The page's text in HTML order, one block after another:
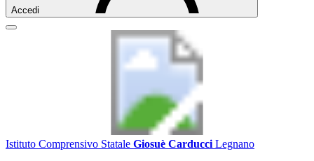
Accedi
Istituto Comprensivo Statale Giosuè Carducci Legnano